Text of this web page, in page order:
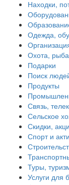
Находки,
Одежда,
Охота,
Подарки
Поиск
Продукты
Связь,
Сельское
Скидки,
Спорт и
Туры,
Услуги для